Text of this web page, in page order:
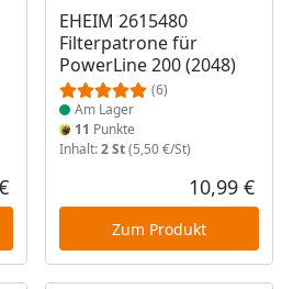
Aktueller Preis
EHEIM 2615480
Filterpatrone für
PowerLine 200 (2048)
(6)
Produkt am Lager
Am Lager
11 Punkte
Inhalt:2 St(5,50 €/St)
10,99 €
Zum Produkt